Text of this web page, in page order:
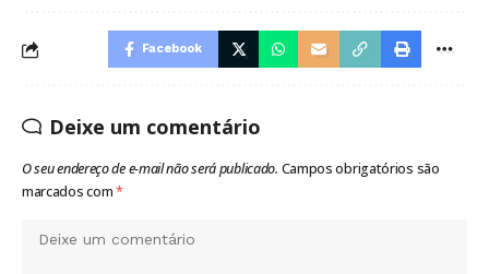
Facebook
Deixe um comentário
O seu endereço de e-mail não será publicado. Campos obrigatórios são
marcados com*